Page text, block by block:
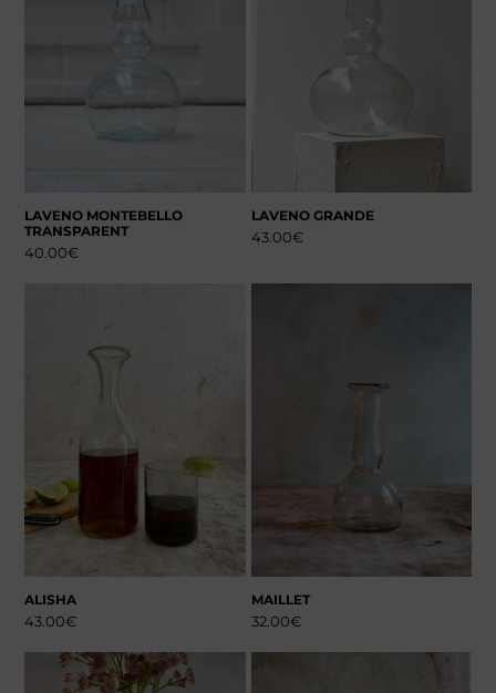
LAVENO MONTEBELLO
TRANSPARENT
40.00€
LAVENO GRANDE
43.00€
ALISHA
43.00€
MAILLET
32.00€